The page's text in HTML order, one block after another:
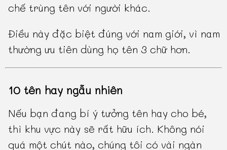
chế trùng tên với người khác.
Điều này đặc biệt đúng với nam giới, vì nam
thường ưu tiên dùng họ tên 3 chữ hơn.
10 tên hay ngẫu nhiên
Nếu bạn đang bí ý tưởng tên hay cho bé,
thì khu vực này sẽ rất hữu ích. Không nói
quá một chút nào, chúng tôi có vài ngàn